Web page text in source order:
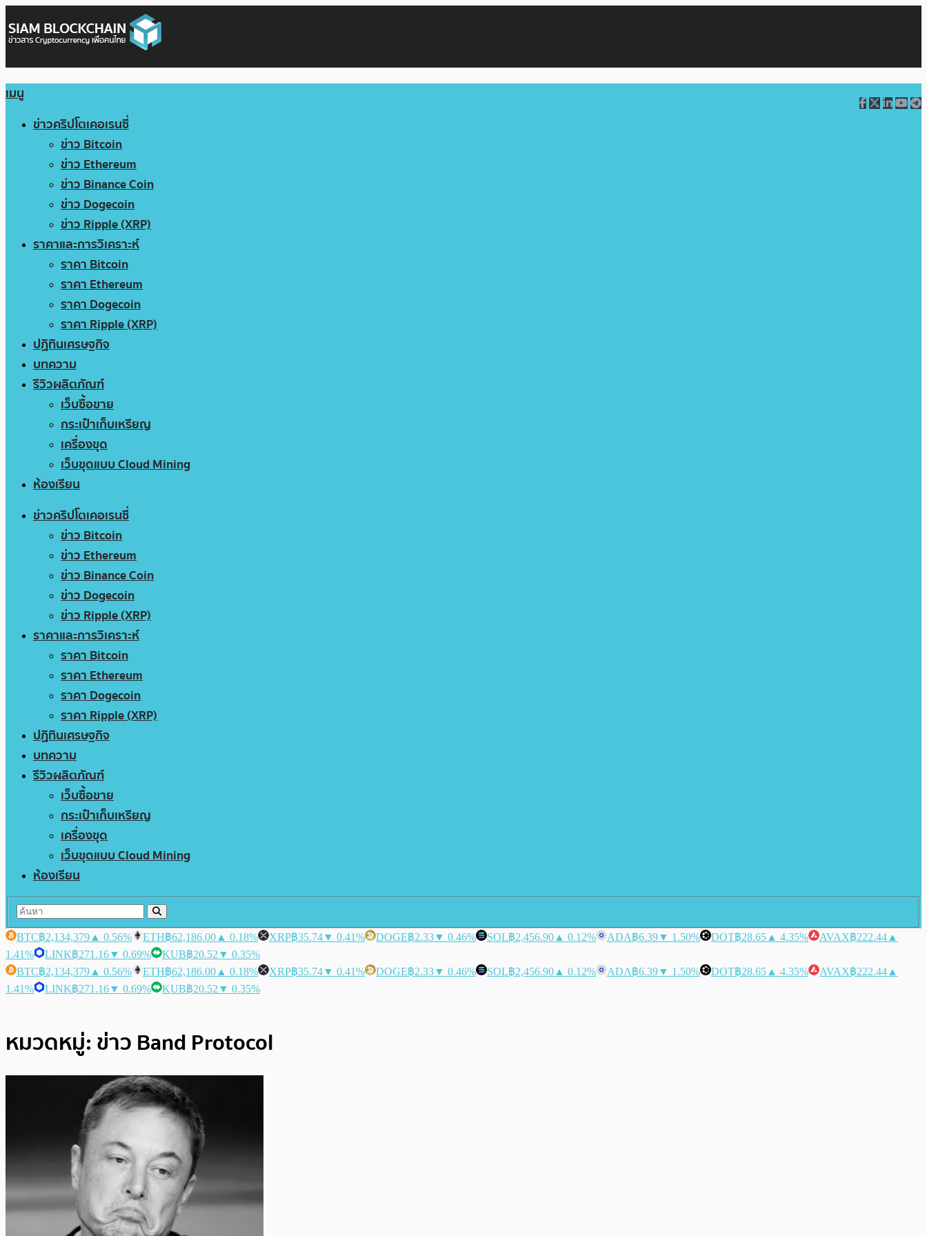
เมนู
ข่าวคริปโตเคอเรนซี่
ข่าว Bitcoin
ข่าว Ethereum
ข่าว Binance Coin
ข่าว Dogecoin
ข่าว Ripple (XRP)
ราคาและการวิเคราะห์
ราคา Bitcoin
ราคา Ethereum
ราคา Dogecoin
ราคา Ripple (XRP)
ปฏิทินเศรษฐกิจ
บทความ
รีวิวผลิตภัณฑ์
เว็บซื้อขาย
กระเป๋าเก็บเหรียญ
เครื่องขุด
เว็บขุดแบบ Cloud Mining
ห้องเรียน
ข่าวคริปโตเคอเรนซี่
ข่าว Bitcoin
ข่าว Ethereum
ข่าว Binance Coin
ข่าว Dogecoin
ข่าว Ripple (XRP)
ราคาและการวิเคราะห์
ราคา Bitcoin
ราคา Ethereum
ราคา Dogecoin
ราคา Ripple (XRP)
ปฏิทินเศรษฐกิจ
บทความ
รีวิวผลิตภัณฑ์
เว็บซื้อขาย
กระเป๋าเก็บเหรียญ
เครื่องขุด
เว็บขุดแบบ Cloud Mining
ห้องเรียน
BTC฿2,134,379 ▲ 0.56% ETH฿62,186.00 ▲ 0.18% XRP฿35.74▼ 0.41% DOGE฿2.33▼ 0.46% SOL฿2,456.90 ▲ 0.12% ADA฿6.39▼ 1.50% DOT฿28.65 ▲ 4.35% AVAX฿222.44 ▲
1.41%
LINK฿271.16▼ 0.69% KUB฿20.52 ▼ 0.35%
BTC฿2,134,379 ▲ 0.56% ETH฿62,186.00 ▲ 0.18% XRP฿35.74▼ 0.41% DOGE฿2.33▼ 0.46% SOL฿2,456.90 ▲ 0.12% ADA฿6.39▼ 1.50% DOT฿28.65 ▲ 4.35% AVAX฿222.44 ▲
1.41%
LINK฿271.16▼ 0.69% KUB฿20.52 ▼ 0.35%
หมวดหมู่: ข่าว Band Protocol